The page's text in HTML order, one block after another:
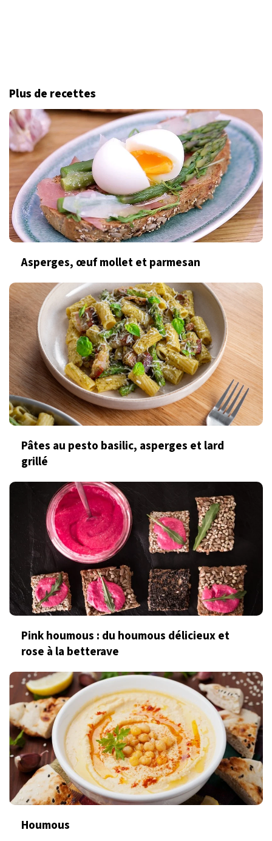
Plus de recettes
Asperges, œuf mollet et parmesan
Pâtes au pesto basilic, asperges et lard
grillé
Pink houmous : du houmous délicieux et
rose à la betterave
Houmous